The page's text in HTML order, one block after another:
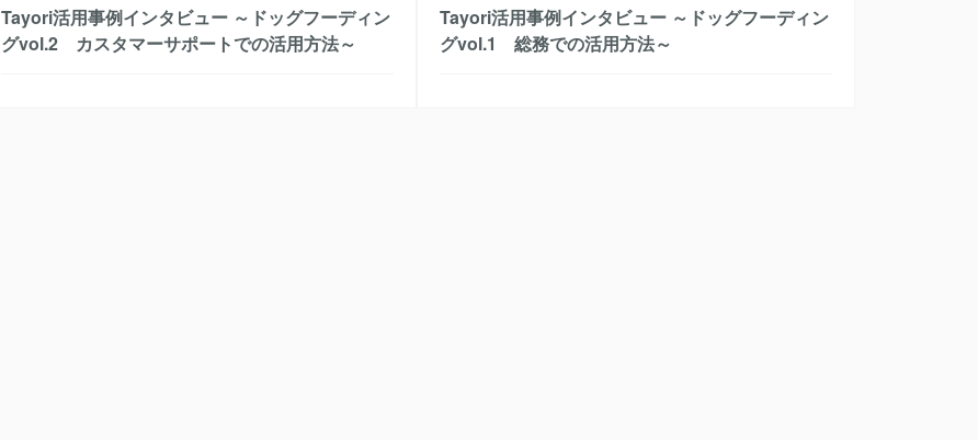
Tayori活用事例インタビュー ～ドッグフーディン
グvol.2 カスタマーサポートでの活用方法～
Tayori活用事例インタビュー ～ドッグフーディン
グvol.1 総務での活用方法～